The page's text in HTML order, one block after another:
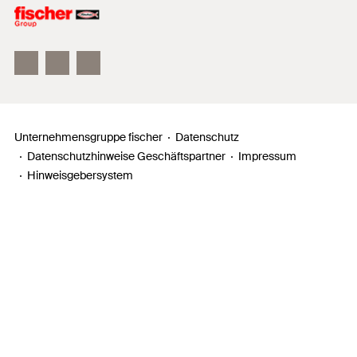
Unser Leitbild
Unternehmensgruppe fischer
Datenschutz
Datenschutzhinweise Geschäftspartner
Impressum
Hinweisgebersystem